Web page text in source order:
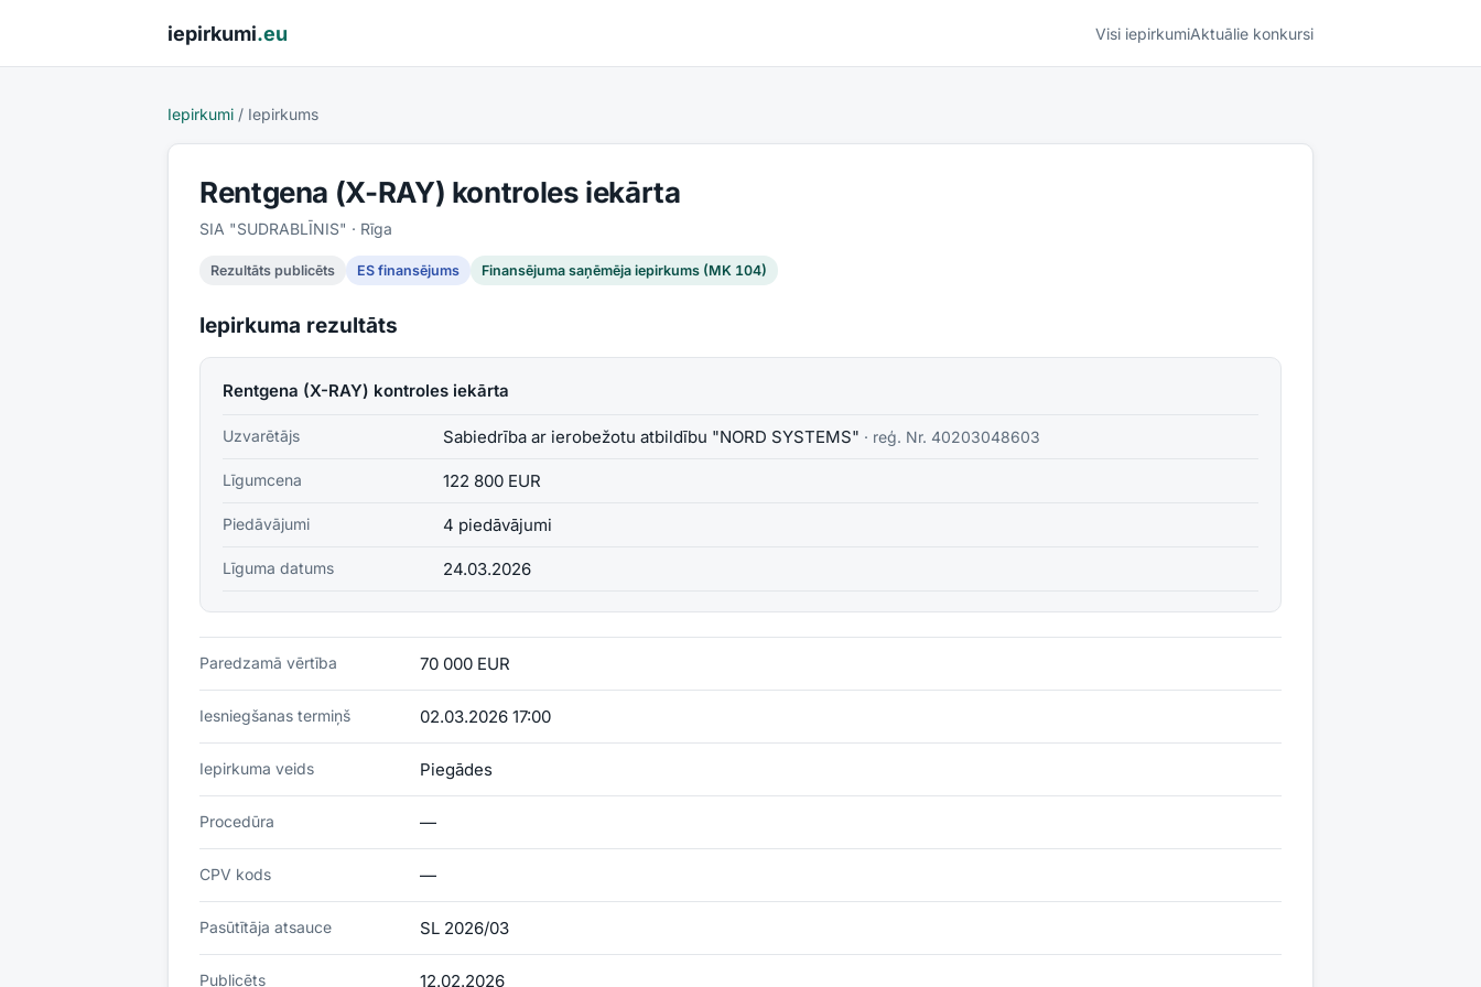
iepirkumi.eu Visi iepirkumiAktuālie konkursi
Iepirkumi / Iepirkums
Rentgena (X-RAY) kontroles iekārta
SIA "SUDRABLĪNIS" · Rīga
Rezultāts publicēts ES finansējums Finansējuma saņēmēja iepirkums (MK 104)
Iepirkuma rezultāts
Rentgena (X-RAY) kontroles iekārta
Uzvarētājs Sabiedrība ar ierobežotu atbildību "NORD SYSTEMS" · reģ. Nr. 40203048603
Līgumcena 122 800 EUR
Piedāvājumi 4 piedāvājumi
Līguma datums 24.03.2026
Paredzamā vērtība 70 000 EUR
Iesniegšanas termiņš 02.03.2026 17:00
Iepirkuma veids Piegādes
Procedūra —
CPV kods —
Pasūtītāja atsauce SL 2026/03
Publicēts 12.02.2026